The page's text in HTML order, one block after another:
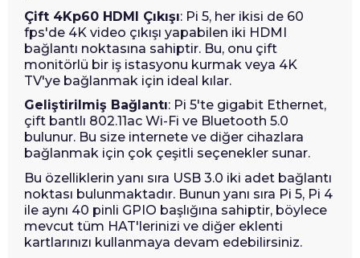
Çift 4Kp60 HDMI Çıkışı: Pi 5, her ikisi de 60
fps'de 4K video çıkışı yapabilen iki HDMI
bağlantı noktasına sahiptir. Bu, onu çift
monitörlü bir iş istasyonu kurmak veya 4K
TV'ye bağlanmak için ideal kılar.
Geliştirilmiş Bağlantı: Pi 5'te gigabit Ethernet,
çift bantlı 802.11ac Wi-Fi ve Bluetooth 5.0
bulunur. Bu size internete ve diğer cihazlara
bağlanmak için çok çeşitli seçenekler sunar.
Bu özelliklerin yanı sıra USB 3.0 iki adet bağlantı
noktası bulunmaktadır. Bunun yanı sıra Pi 5, Pi 4
ile aynı 40 pinli GPIO başlığına sahiptir, böylece
mevcut tüm HAT'lerinizi ve diğer eklenti
kartlarınızı kullanmaya devam edebilirsiniz.